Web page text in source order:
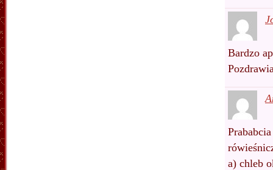
Bardzo
a) chleb